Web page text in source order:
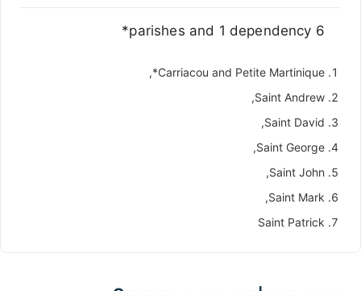
6 parishes and 1 dependency*
Carriacou and Petite Martinique*,
Saint Andrew,
Saint David,
Saint George,
Saint John,
Saint Mark,
Saint Patrick